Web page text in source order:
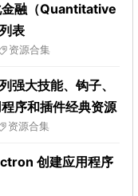
金融（Quantitative
表
资源合集
强大技能、钩子、
序和插件经典资源
资源合集
创建应用程序